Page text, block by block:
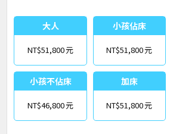
大人
NT$51,800
小孩佔床
NT$51,800
小孩不佔床
NT$46,800
加床
NT$51,800